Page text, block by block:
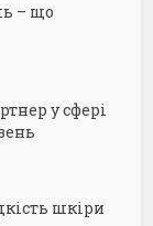
– що
у сфері
шкіри